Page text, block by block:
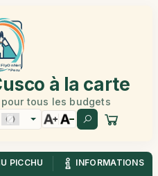
à la carte
tous les budgets
PICCHU
INFORMATIONS